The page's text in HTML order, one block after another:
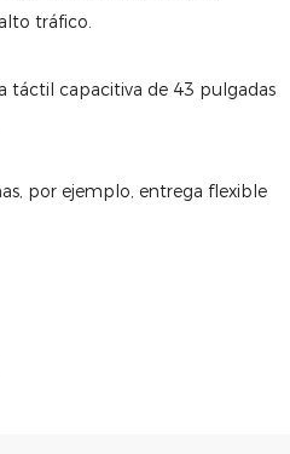
tráfico.
táctil capacitiva de 43 pulgadas
por ejemplo, entrega flexible